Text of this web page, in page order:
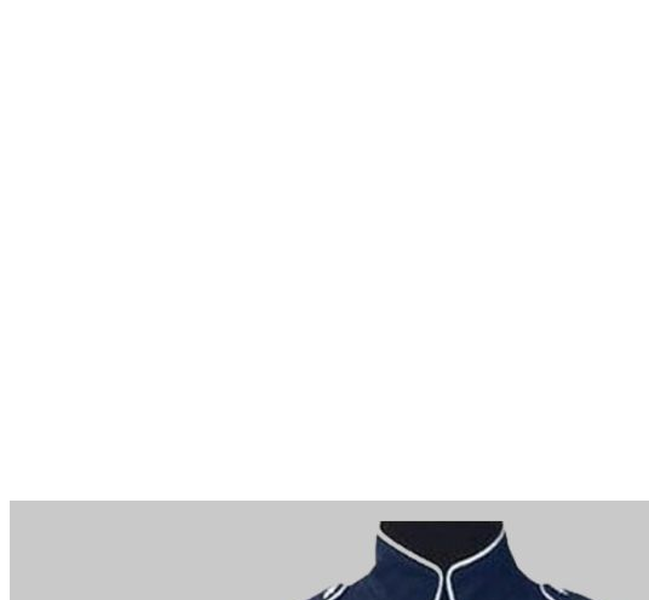
Waarom kiezen voor Schottenrock?